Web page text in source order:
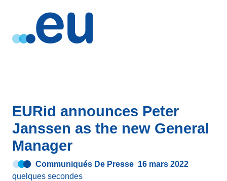
EURid announces Peter
Janssen as the new General
Manager
Communiqués De Presse 16 mars 2022
quelques secondes